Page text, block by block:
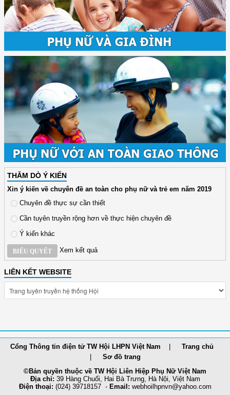
THĂM DÒ Ý KIẾN
Xin ý kiến về chuyên đề an toàn cho phụ nữ và trẻ em năm 2019
Chuyên đề thực sự cần thiết
Cần tuyên truyền rộng hơn về thực hiện chuyên đề
Ý kiến khác
BIỂU QUYẾT Xem kết quả
LIÊN KẾT WEBSITE
Cổng Thông tin điện tử TW Hội LHPN Việt Nam
Trang chủ
Sơ đồ trang
©Bản quyền thuộc về TW Hội Liên Hiệp Phụ Nữ Việt Nam
Địa chỉ: 39 Hàng Chuối, Hai Bà Trưng, Hà Nội, Việt Nam
Điện thoại: (024) 39718157 - Email: webhoilhpnvn@yahoo.com